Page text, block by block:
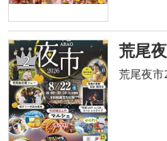
2 荒尾
荒尾夜市